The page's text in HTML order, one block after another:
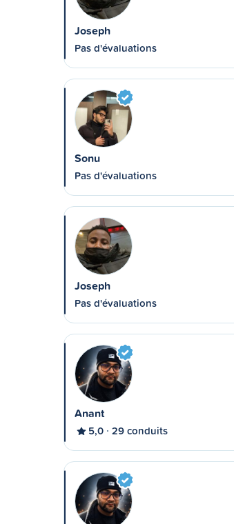
Joseph
Pas d'évaluations
Sonu
Pas d'évaluations
Joseph
Pas d'évaluations
Anant
5,0 29 conduits